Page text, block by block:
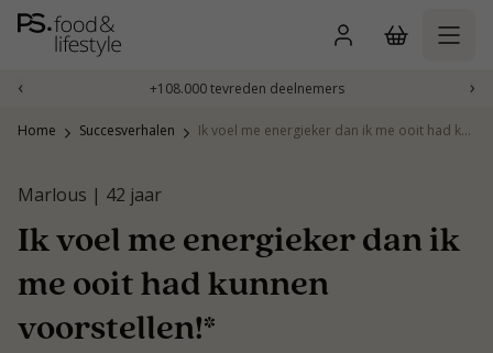
Naar
inhoud
‹ +108.000 tevreden deelnemers ›
Home Succesverhalen Ik voel me energieker dan ik me ooit had kunnen voorstellen!*
Marlous | 42 jaar
Ik voel me energieker dan ik
me ooit had kunnen
voorstellen!*